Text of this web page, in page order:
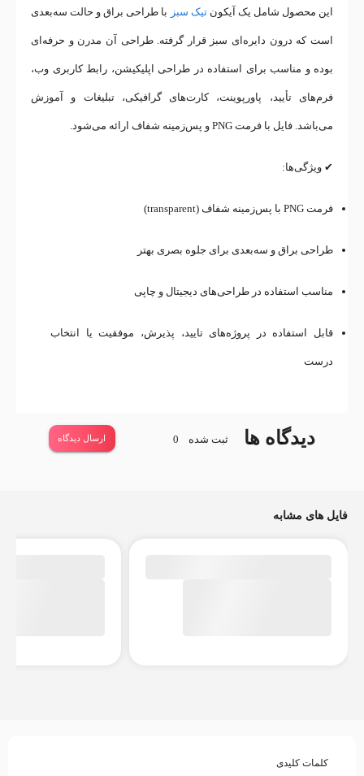
این محصول شامل یک آیکونتیک سبز با طراحی براق و حالت سه‌بعدی
است که درون دایره‌ای سبز قرار گرفته. طراحی آن مدرن و حرفه‌ای
بوده و مناسب برای استفاده در طراحی اپلیکیشن، رابط کاربری وب،
فرم‌های تأیید، پاورپوینت، کارت‌های گرافیکی، تبلیغات و آموزش
می‌باشد. فایل با فرمت PNG و پس‌زمینه شفاف ارائه می‌شود.
✔ ویژگی‌ها:
فرمت PNG با پس‌زمینه شفاف (transparent)
طراحی براق و سه‌بعدی برای جلوه بصری بهتر
مناسب استفاده در طراحی‌های دیجیتال و چاپی
قابل استفاده در پروژه‌های تایید، پذیرش، موفقیت یا انتخاب
درست
دیدگاه ها ثبت شده 0 ارسال دیدگاه
فایل های مشابه
کلمات کلیدی